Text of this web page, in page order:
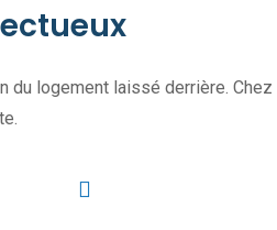
du logement laissé derrière. Chez